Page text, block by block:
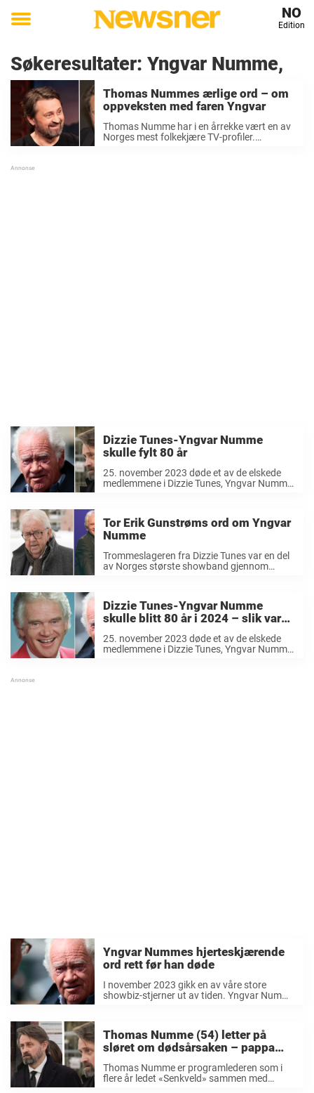
Toggle
NO
Edition
Søkeresultater: Yngvar Numme,
Thomas Nummes ærlige ord – om
oppveksten med faren Yngvar
Thomas Numme har i en årrekke vært en av
Norges mest folkekjære TV-profiler.
Dizzie Tunes-Yngvar Numme
skulle fylt 80 år
25. november 2023 døde et av de elskede
medlemmene i Dizzie Tunes, Yngvar Numme.
Gjennom hele ...
Tor Erik Gunstrøms ord om Yngvar
Numme
Trommeslageren fra Dizzie Tunes var en del
av Norges største showband gjennom
eventyr som skulle ...
Dizzie Tunes-Yngvar Numme
skulle blitt 80 år i 2024 – slik var
de siste minuttene før han døde
25. november 2023 døde et av de elskede
medlemmene i Dizzie Tunes, Yngvar Numme.
Yngvar Nummes hjerteskjærende
ord rett før han døde
I november 2023 gikk en av våre store
showbiz-stjerner ut av tiden. Yngvar Numme
Thomas Numme (54) letter på
sløret om dødsårsaken – pappa
Yngvars siste sekunder før han
døde
Thomas Numme er programlederen som i
flere år ledet «Senkveld» sammen med